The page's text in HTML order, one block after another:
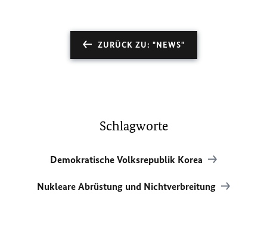
ZURÜCK ZU: "NEWS"
Schlagworte
Demokratische Volksrepublik Korea
Nukleare Abrüstung und Nichtverbreitung